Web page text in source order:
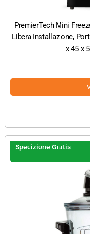
PremierTech Mini
Libera Installazione,
x 45 x
Spedizione Gratis